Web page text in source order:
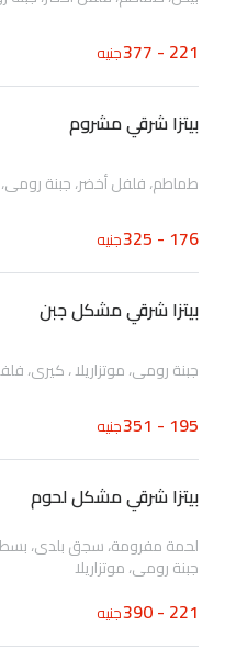
221 - 377 جنيه
بيتزا شرقي مشروم
طماطم، فلفل أخضر، جبنة رومى،
176 - 325 جنيه
بيتزا شرقي مشكل جبن
جبنة رومى، موتزاريلا ، كيرى،
195 - 351 جنيه
بيتزا شرقي مشكل لحوم
لحمة مفرومة، سجق بلدى،
جبنة رومى، موتزاريلا
221 - 390 جنيه